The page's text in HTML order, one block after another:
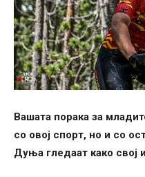
Вашата порака за
со овој спорт, но и со
Дуња гледаат како свој